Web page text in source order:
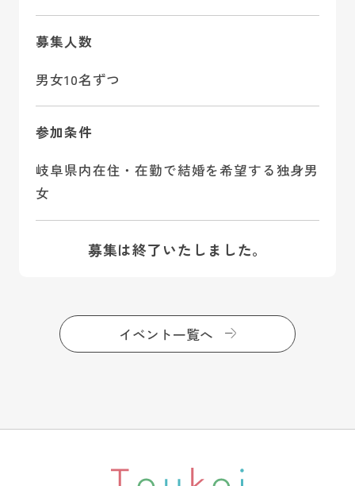
募集人数
男女10名ずつ
参加条件
岐阜県内在住・在勤で結婚を希望する独身男
女
募集は終了いたしました。
イベント一覧へ